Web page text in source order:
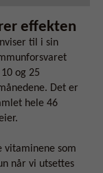
effekten
til i sin
og 25
Det er
hele 46
vitaminene som
når vi utsettes